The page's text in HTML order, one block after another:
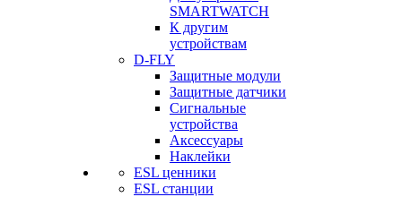
SMARTWATCH
К другим
устройствам
D-FLY
Защитные модули
Защитные датчики
Сигнальные
устройства
Аксессуары
Наклейки
ESL ценники
ESL станции